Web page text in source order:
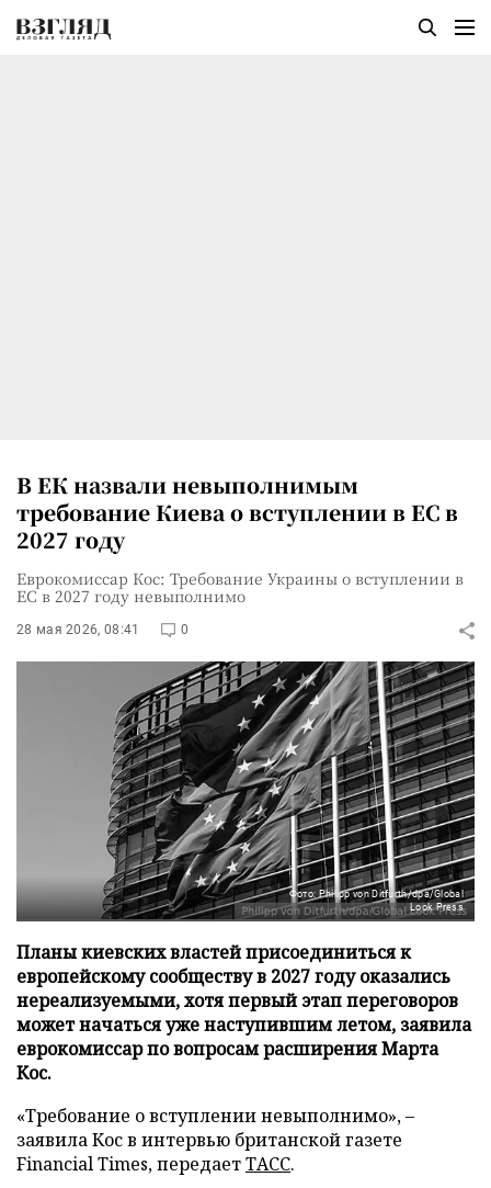
В ЕК назвали невыполнимым
требование Киева о вступлении в ЕС в
2027 году
Еврокомиссар Кос: Требование Украины о вступлении в
ЕС в 2027 году невыполнимо
28 мая 2026, 08:41 0
Фото: Philipp von Ditfurth/dpa/Global
Look Press
Планы киевских властей присоединиться к
европейскому сообществу в 2027 году оказались
нереализуемыми, хотя первый этап переговоров
может начаться уже наступившим летом, заявила
еврокомиссар по вопросам расширения Марта
Кос.
«Требование о вступлении невыполнимо», –
заявила Кос в интервью британской газете
Financial Times, передаетТАСС.